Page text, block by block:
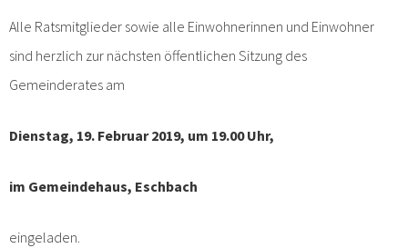
Alle Ratsmitglieder sowie alle Einwohnerinnen und Einwohner
sind herzlich zur nächsten öffentlichen Sitzung des
Gemeinderates am
Dienstag, 19. Februar 2019, um 19.00 Uhr,
im Gemeindehaus, Eschbach
eingeladen.